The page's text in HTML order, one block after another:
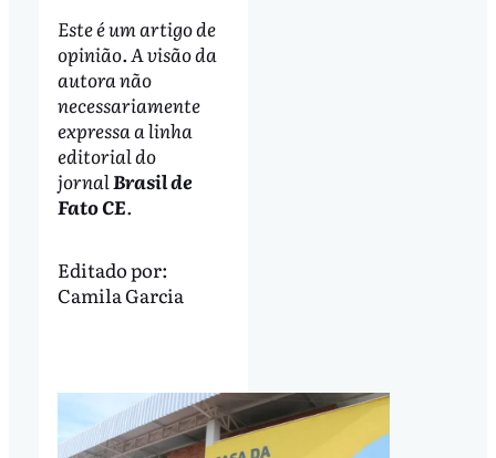
Este é um artigo de
opinião. A visão da
autora não
necessariamente
expressa a linha
editorial do
jornalBrasil de
Fato CE.
Editado por:
Camila Garcia